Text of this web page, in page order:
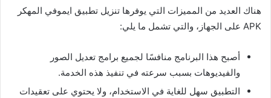
هناك العديد من المميزات التي يوفرها تنزيل تطبيق ايموفي المهكر
APK على الجهاز، والتي تشمل ما يلي:
أصبح هذا البرنامج منافسًا لجميع برامج تعديل الصور
والفيديوهات بسبب سرعته في تنفيذ هذه الخدمة.
التطبيق سهل للغاية في الاستخدام، ولا يحتوي على تعقيدات